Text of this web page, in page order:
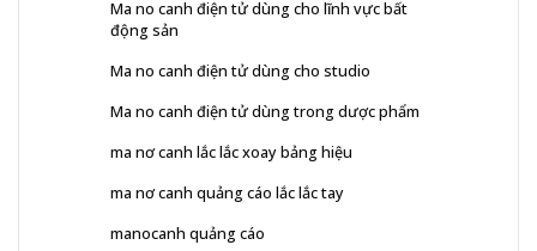
Ma no canh điện tử dùng cho lĩnh vực bất
động sản
Ma no canh điện tử dùng cho studio
Ma no canh điện tử dùng trong dược phẩm
ma nơ canh lắc lắc xoay bảng hiệu
ma nơ canh quảng cáo lắc lắc tay
manocanh quảng cáo